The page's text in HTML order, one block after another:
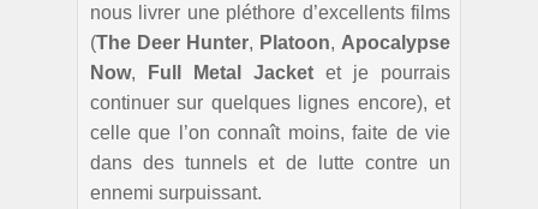
nous livrer une pléthore d’excellents films
(The Deer Hunter, Platoon, Apocalypse
Now, Full Metal Jacket et je pourrais
continuer sur quelques lignes encore), et
celle que l’on connaît moins, faite de vie
dans des tunnels et de lutte contre un
ennemi surpuissant.